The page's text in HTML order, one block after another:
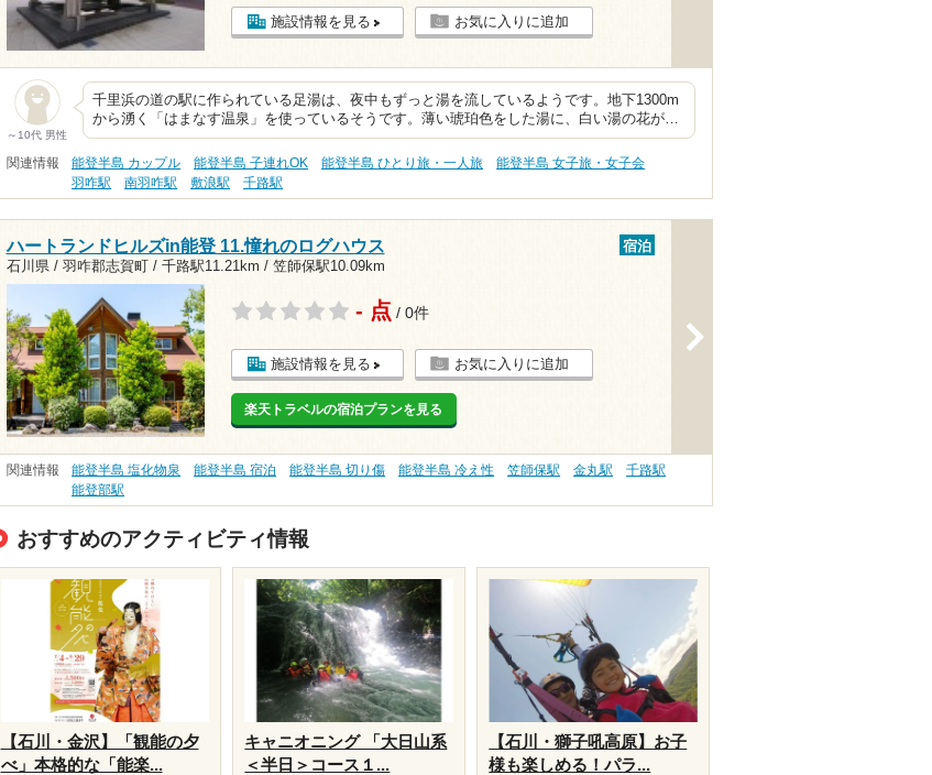
施設情報を見る お気に入りに追加
～10代 男性
千里浜の道の駅に作られている足湯は、夜中もずっと湯を流しているようです。地下1300m
から湧く「はまなす温泉」を使っているそうです。薄い琥珀色をした湯に、白い湯の花が…
関連情報 能登半島 カップル 能登半島 子連れOK 能登半島 ひとり旅・一人旅
能登半島 女子旅・女子会
羽咋駅
南羽咋駅 敷浪駅 千路駅
ハートランドヒルズin能登 11.憧れのログハウス
石川県 / 羽咋郡志賀町 / 千路駅11.21km / 笠師保駅10.09km
宿泊
- 点 / 0件
施設情報を見る お気に入りに追加
楽天トラベルの宿泊プランを見る
関連情報 能登半島 塩化物泉 能登半島 宿泊 能登半島 切り傷 能登半島 冷え性 笠師保駅 金丸駅
千路駅
能登部駅
おすすめのアクティビティ情報
【石川・金沢】「観能の夕
べ」本格的な「能楽...
キャニオニング 「大日山系
＜半日＞コース１...
【石川・獅子吼高原】お子
様も楽しめる！パラ...